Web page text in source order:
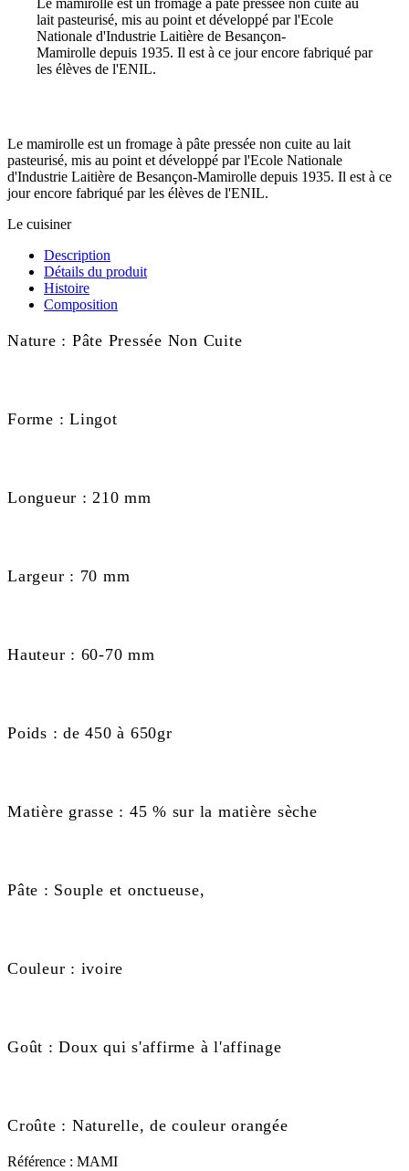
Le mamirolle est un fromage à pâte pressée non cuite au
lait pasteurisé, mis au point et développé par l'Ecole
Nationale d'Industrie Laitière de Besançon-
Mamirolle depuis 1935. Il est à ce jour encore fabriqué par
les élèves de l'ENIL.
Le mamirolle est un fromage à pâte pressée non cuite au lait
pasteurisé, mis au point et développé par l'Ecole Nationale
d'Industrie Laitière de Besançon-Mamirolle depuis 1935. Il est à ce
jour encore fabriqué par les élèves de l'ENIL.
Le cuisiner
Description
Détails du produit
Histoire
Composition
Nature : Pâte Pressée Non Cuite
Forme : Lingot
Longueur : 210 mm
Largeur : 70 mm
Hauteur : 60-70 mm
Poids : de 450 à 650gr
Matière grasse : 45 % sur la matière sèche
Pâte : Souple et onctueuse,
Couleur : ivoire
Goût : Doux qui s'affirme à l'affinage
Croûte : Naturelle, de couleur orangée
Référence : MAMI